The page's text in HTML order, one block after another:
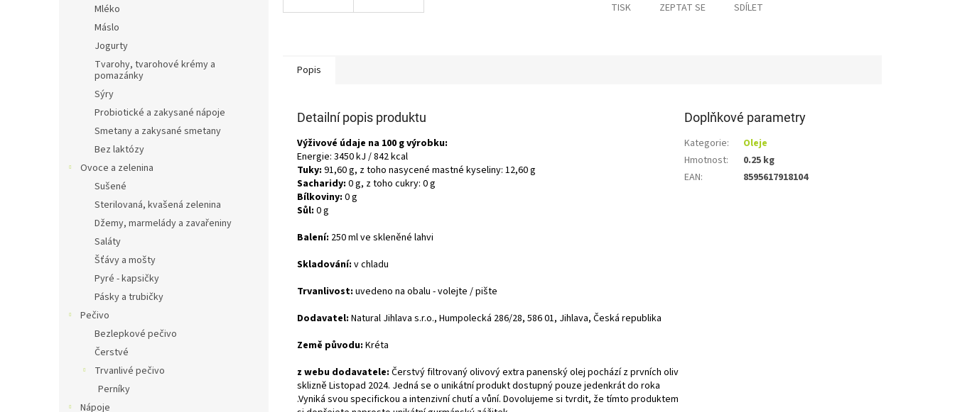
Mléko
Máslo
Jogurty
Tvarohy, tvarohové krémy a
pomazánky
Sýry
Probiotické a zakysané nápoje
Smetany a zakysané smetany
Bez laktózy
Ovoce a zelenina
Sušené
Sterilovaná, kvašená zelenina
Džemy, marmelády a zavařeniny
Saláty
Šťávy a mošty
Pyré - kapsičky
Pásky a trubičky
Pečivo
Bezlepkové pečivo
Čerstvé
Trvanlivé pečivo
Perníky
Nápoje
TISK ZEPTAT SE SDÍLET
Popis
Detailní popis produktu
Výživové údaje na 100 g výrobku:
Energie: 3450 kJ / 842 kcal
Tuky: 91,60 g, z toho nasycené mastné kyseliny: 12,60 g
Sacharidy: 0 g, z toho cukry: 0 g
Bílkoviny: 0 g
Sůl: 0 g
Balení: 250 ml ve skleněné lahvi
Skladování: v chladu
Trvanlivost: uvedeno na obalu - volejte / pište
Dodavatel: Natural Jihlava s.r.o., Humpolecká 286/28, 586 01, Jihlava, Česká republika
Země původu: Kréta
z webu dodavatele: Čerstvý filtrovaný olivový extra panenský olej pochází z prvních oliv
sklizně Listopad 2024. Jedná se o unikátní produkt dostupný pouze jedenkrát do roka
.Vyniká svou specifickou a intenzivní chutí a vůní. Dovolujeme si tvrdit, že tímto produktem
Doplňkové parametry
Kategorie:
Oleje
Hmotnost:
0.25 kg
EAN: 8595617918104